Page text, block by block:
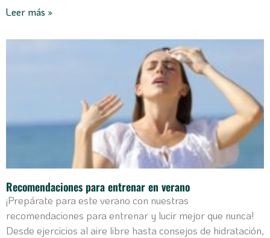
Leer más »
Recomendaciones para entrenar en verano
¡Prepárate para este verano con nuestras
recomendaciones para entrenar y lucir mejor que nunca!
Desde ejercicios al aire libre hasta consejos de hidratación,